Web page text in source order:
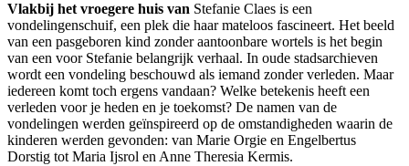
Vlakbij het vroegere huis van Stefanie Claes is een
vondelingenschuif, een plek die haar mateloos fascineert. Het beeld
van een pasgeboren kind zonder aantoonbare wortels is het begin
van een voor Stefanie belangrijk verhaal. In oude stadsarchieven
wordt een vondeling beschouwd als iemand zonder verleden. Maar
iedereen komt toch ergens vandaan? Welke betekenis heeft een
verleden voor je heden en je toekomst? De namen van de
vondelingen werden geïnspireerd op de omstandigheden waarin de
kinderen werden gevonden: van Marie Orgie en Engelbertus
Dorstig tot Maria Ijsrol en Anne Theresia Kermis.